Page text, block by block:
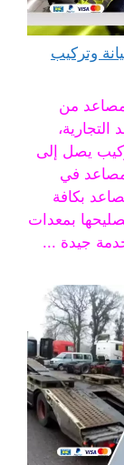
في الكويت 65542233 صيانة وتركيب
من
يصل إلى
مصاعد في
بكافة
بمعدات
جيدة ...